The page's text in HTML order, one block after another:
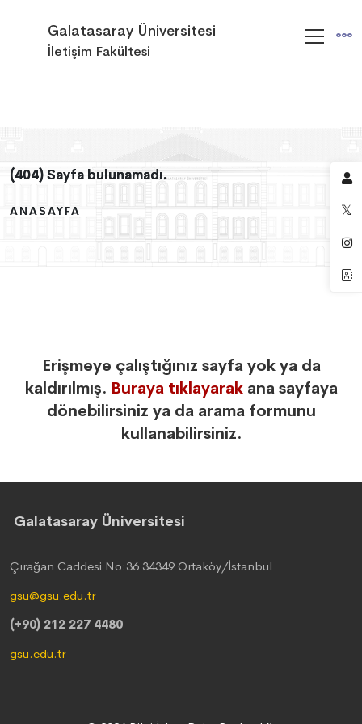
Galatasaray Üniversitesi
İletişim Fakültesi
(404) Sayfa bulunamadı.
ANASAYFA
(404) Sayfa bulunamadı.
ANASAYFA
(404) Sayfa bulunamadı.
ANASAYFA
Erişmeye çalıştığınız sayfa yok ya da
kaldırılmış. Buraya tıklayarakana sayfaya
dönebilirsiniz ya da arama formunu
kullanabilirsiniz.
Galatasaray Üniversitesi
Çırağan Caddesi No:36 34349 Ortaköy/İstanbul
gsu@gsu.edu.tr
(+90) 212 227 4480
gsu.edu.tr